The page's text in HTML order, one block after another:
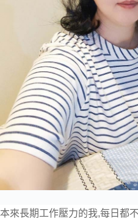
本來長期工作壓力的我,每日都